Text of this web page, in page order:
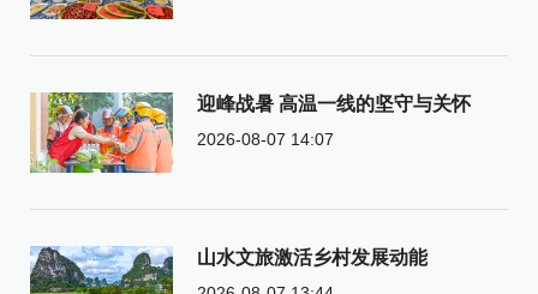
迎峰战暑 高温一线的坚守与关怀
2026-08-07 14:07
山水文旅激活乡村发展动能